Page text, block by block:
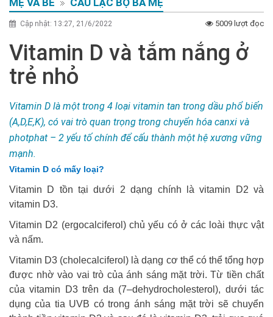
MẸ VÀ BÉ CÂU LẠC BỘ BÀ MẸ
Cập nhật: 13:27, 21/6/2022 5009 lượt đọc
Vitamin D và tắm nắng ở
trẻ nhỏ
Vitamin D là một trong 4 loại vitamin tan trong dầu phổ biến
(A,D,E,K), có vai trò quan trọng trong chuyển hóa canxi và
photphat – 2 yếu tố chính để cấu thành một hệ xương vững
mạnh.
Vitamin D có mấy loại?
Vitamin D tồn tại dưới 2 dạng chính là vitamin D2 và
vitamin D3.
Vitamin D2 (ergocalciferol) chủ yếu có ở các loài thực vật
và nấm.
Vitamin D3 (cholecalciferol) là dạng cơ thể có thể tổng hợp
được nhờ vào vai trò của ánh sáng mặt trời. Từ tiền chất
của vitamin D3 trên da (7–dehydrocholesterol), dưới tác
dụng của tia UVB có trong ánh sáng mặt trời sẽ chuyển